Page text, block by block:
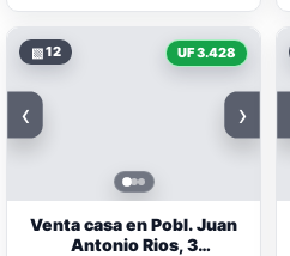
▧12 UF 3.428
‹ ›
Venta casa en Pobl. Juan
Antonio Rios, 3